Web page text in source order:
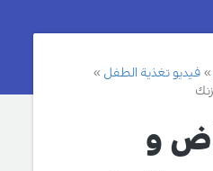
فيديو تغذية الطفل
و